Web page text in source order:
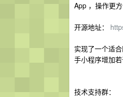
App ，操作更
开源地址：
实现了一个适
手小程序增加
技术支持群：